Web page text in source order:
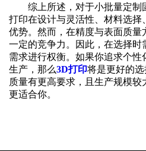
综上所述，对于小批量定制
打印在设计与灵活性、材料选
优势。然而，在精度与表面质
一定的竞争力。因此，在选择时
需求进行权衡。如果你追求个
生产，那么3D打印将是更好的
质量有更高要求，且生产规模
更适合你。